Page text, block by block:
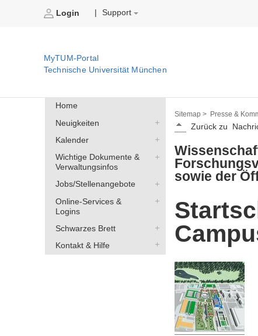
Login Support
MyTUM-Portal
Technische Universität München
Home
Neuigkeiten
Kalender
Wichtige Dokumente &
Verwaltungsinfos
Jobs/Stellenangebote
Online-Services &
Logins
Schwarzes Brett
Kontakt & Hilfe
Sitemap > Presse &
Zurück zu
sowie der